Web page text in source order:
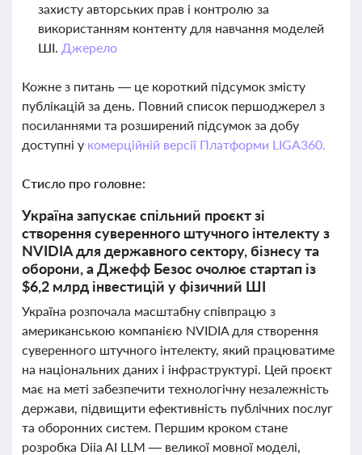
захисту авторських прав і контролю за
використанням контенту для навчання моделей
ШІ. Джерело
Кожне з питань — це короткий підсумок змісту
публікацій за день. Повний список першоджерел з
посиланнями та розширений підсумок за добу
доступні у комерційній версії Платформи LIGA360.
Стисло про головне:
Україна запускає спільний проєкт зі
створення суверенного штучного інтелекту з
NVIDIA для державного сектору, бізнесу та
оборони, а Джефф Безос очолює стартап із
$6,2 млрд інвестицій у фізичний ШІ
Україна розпочала масштабну співпрацю з
американською компанією NVIDIA для створення
суверенного штучного інтелекту, який працюватиме
на національних даних і інфраструктурі. Цей проєкт
має на меті забезпечити технологічну незалежність
держави, підвищити ефективність публічних послуг
та оборонних систем. Першим кроком стане
розробка Diia AI LLM — великої мовної моделі,